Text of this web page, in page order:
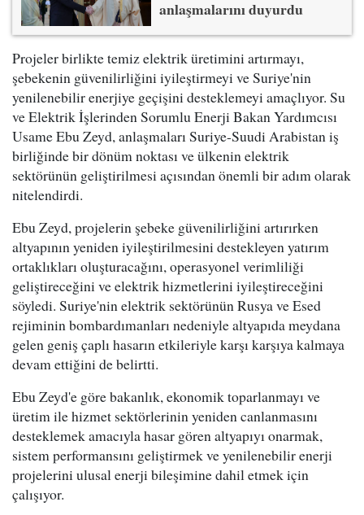
anlaşmalarını duyurdu
Projeler birlikte temiz elektrik üretimini artırmayı,
şebekenin güvenilirliğini iyileştirmeyi ve Suriye'nin
yenilenebilir enerjiye geçişini desteklemeyi amaçlıyor. Su
ve Elektrik İşlerinden Sorumlu Enerji Bakan Yardımcısı
Usame Ebu Zeyd, anlaşmaları Suriye-Suudi Arabistan iş
birliğinde bir dönüm noktası ve ülkenin elektrik
sektörünün geliştirilmesi açısından önemli bir adım olarak
nitelendirdi.
Ebu Zeyd, projelerin şebeke güvenilirliğini artırırken
altyapının yeniden iyileştirilmesini destekleyen yatırım
ortaklıkları oluşturacağını, operasyonel verimliliği
geliştireceğini ve elektrik hizmetlerini iyileştireceğini
söyledi. Suriye'nin elektrik sektörünün Rusya ve Esed
rejiminin bombardımanları nedeniyle altyapıda meydana
gelen geniş çaplı hasarın etkileriyle karşı karşıya kalmaya
devam ettiğini de belirtti.
Ebu Zeyd'e göre bakanlık, ekonomik toparlanmayı ve
üretim ile hizmet sektörlerinin yeniden canlanmasını
desteklemek amacıyla hasar gören altyapıyı onarmak,
sistem performansını geliştirmek ve yenilenebilir enerji
projelerini ulusal enerji bileşimine dahil etmek için
çalışıyor.